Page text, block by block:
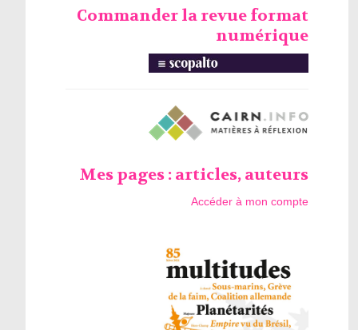
Commander la revue format
numérique
Mes pages : articles, auteurs
Accéder à mon compte